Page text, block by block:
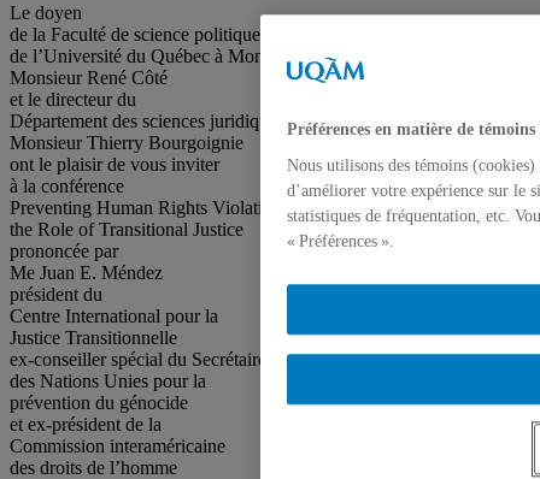
Le doyen
de la Faculté de science politique et de droit
de l’Université du Québec à Montréal
Monsieur René Côté
et le directeur du
Département des sciences juridiques
Monsieur Thierry Bourgoignie
ont le plaisir de vous inviter
à la conférence
Preventing Human Rights Violations:
the Role of Transitional Justice
prononcée par
Me Juan E. Méndez
président du
Centre International pour la
Justice Transitionnelle
ex-conseiller spécial du Secrétaire général
des Nations Unies pour la
prévention du génocide
et ex-président de la
Commission interaméricaine
des droits de l’homme
Préférences en matière de témoins
Nous utilisons des témoins
d’améliorer votre expérience sur le
statistiques de fréquentation, etc.
« Préférences ».